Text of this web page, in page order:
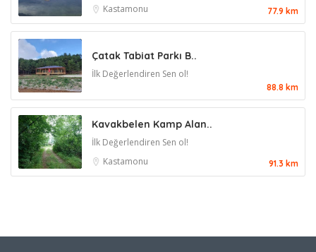
Kastamonu
77.9 km
Çatak Tabiat Parkı B..
İlk Değerlendiren Sen ol!
88.8 km
Kavakbelen Kamp Alan..
İlk Değerlendiren Sen ol!
Kastamonu
91.3 km